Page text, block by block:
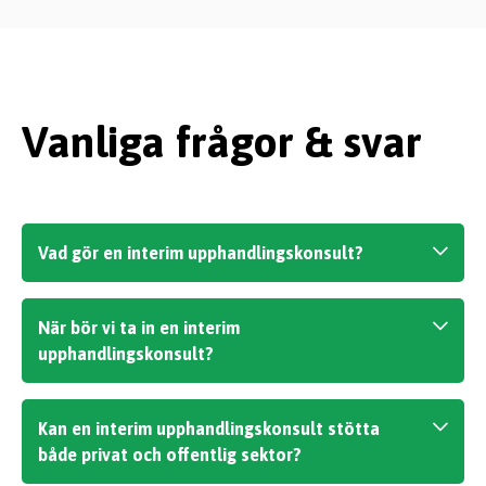
Vanliga frågor & svar
Vad gör en interim upphandlingskonsult?
organisationen i upphandlingsarbetet under
en begränsad period. Rollen kan omfatta
planering, kravställning, förfrågningsunderlag,
leverantörsdialog, anbudsutvärdering,
avtalsarbete och kvalitetssäkring av
När bör vi ta in en interim
upphandlingskonsult?
tillfälliga vakanser, hög belastning eller
upphandlingar som kräver särskild erfarenhet.
Kan en interim upphandlingskonsult stötta
både privat och offentlig sektor?